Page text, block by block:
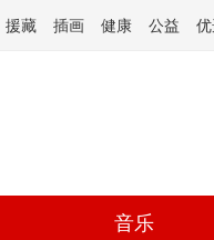
援藏 插画 健康 公益
音乐